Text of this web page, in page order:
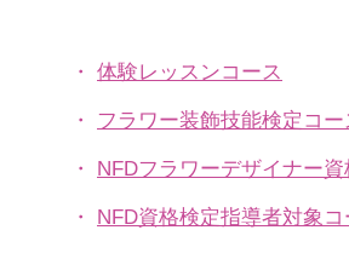
ケットアレンジ」
・ 体験レッスンコース
・ フラワー装飾技能検定コー
・ NFDフラワーデザイナー
・ NFD資格検定指導者対象コ